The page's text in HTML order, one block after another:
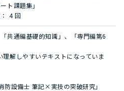
ト課題集」
4 回
共通編基礎的知識」、「専門編第6
理解しやすいテキストになっていま
防設備士 筆記×実技の突破研究」